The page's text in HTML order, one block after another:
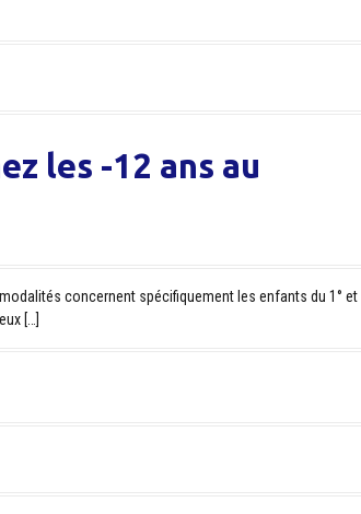
les -12 ans au
modalités concernent spécifiquement les enfants du 1° et
[…]